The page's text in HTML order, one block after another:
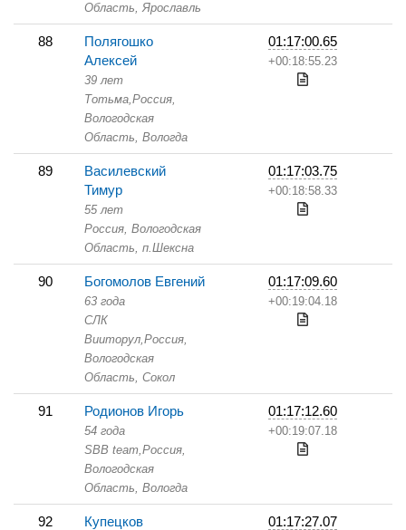
Область, Ярославль
88
Полягошко
Алексей
39 лет
Тотьма,Россия,
Вологодская
Область, Вологда
01:17:00.65
+00:18:55.23
89
Василевский
Тимур
55 лет
Россия, Вологодская
Область, п.Шексна
01:17:03.75
+00:18:58.33
90 Богомолов Евгений
63 года
СЛК
Вииторул,Россия,
Вологодская
Область, Сокол
01:17:09.60
+00:19:04.18
91 Родионов Игорь
54 года
SBB team,Россия,
Вологодская
Область, Вологда
01:17:12.60
+00:19:07.18
92
Купецков
01:17:27.07